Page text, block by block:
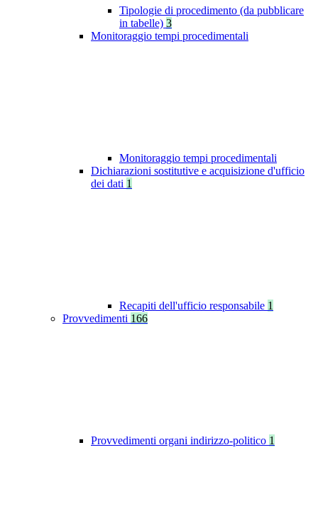
Tipologie di procedimento (da pubblicare
in tabelle) 3
Monitoraggio tempi procedimentali
Monitoraggio tempi procedimentali
Dichiarazioni sostitutive e acquisizione d'ufficio
dei dati 1
Recapiti dell'ufficio responsabile 1
Provvedimenti 166
Provvedimenti organi indirizzo-politico 1